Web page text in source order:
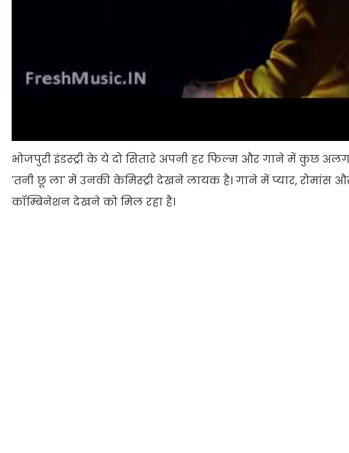
भोजपुरी इंडस्ट्री के ये दो सितारे अपनी हर फिल्म और गाने में कुछ
'तनी छू ला' में उनकी केमिस्ट्री देखने लायक है। गाने में प्यार, रोमांस
कॉम्बिनेशन देखने को मिल रहा है।